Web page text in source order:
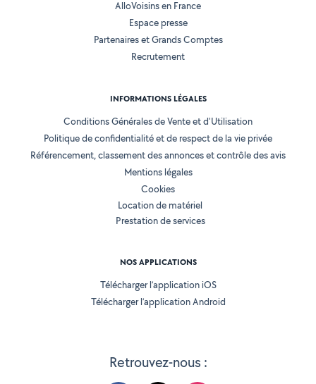
Retrouvez-nous :
AlloVoisins en France
Espace presse
Partenaires et Grands Comptes
Recrutement
INFORMATIONS LÉGALES
Conditions Générales de Vente et d'Utilisation
Politique de confidentialité et de respect de la vie privée
Référencement, classement des annonces et contrôle des avis
Mentions légales
Cookies
Location de matériel
Prestation de services
NOS APPLICATIONS
Télécharger l’application iOS
Télécharger l’application Android